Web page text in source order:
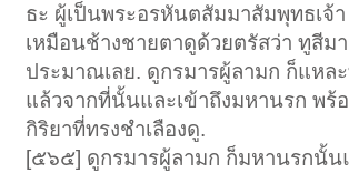
ธะ ผู้เป็นพระอรหันตสัมมาสัมพุทธเจ้า
เหมือนช้างชายตาดูด้วยตรัสว่า ทูสีม
ประมาณเลย. ดูกรมารผู้ลามก ก็แหล
แล้วจากที่นั้นและเข้าถึงมหานรก พร้
กิริยาที่ทรงชำเลืองดู.
[๕๖๕] ดูกรมารผู้ลามก ก็มหานรกนั้